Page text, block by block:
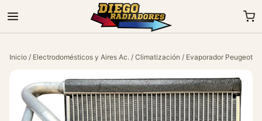
Inicio / Electrodomésticos y Aires Ac. / Climatización / Evaporador Peugeot